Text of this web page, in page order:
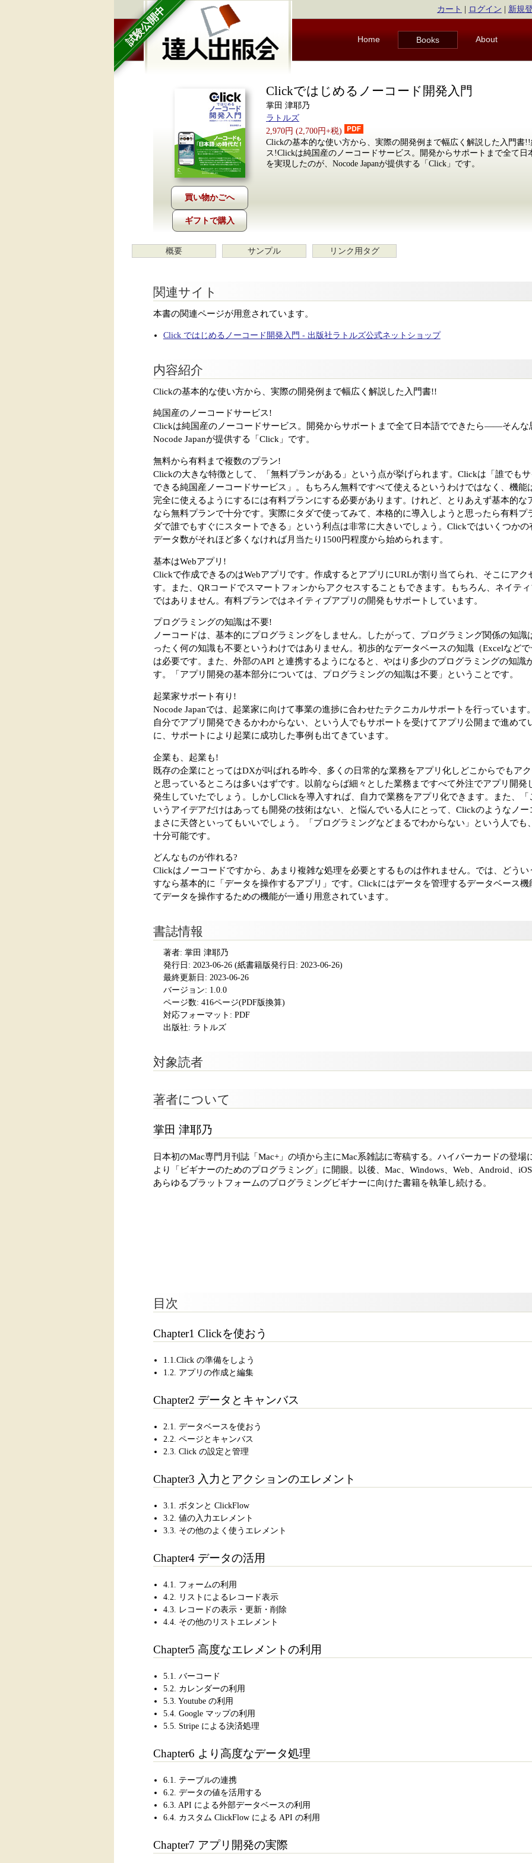
試験公開中 カート ログイン 新規
Home Books About
ギフトで購入
Clickではじめるノーコード開発入門
掌田 津耶乃
ラトルズ
2,970円 (2,700円+税)
Clickの基本的な使い方から、実際の開発例まで幅広く解説した入門書
ス!Clickは純国産のノーコードサービス。開発からサポートまで全て
を実現したのが、Nocode Japanが提供する「Click」です。
概要 サンプル リンク用タグ
関連サイト
本書の関連ページが用意されています。
Click ではじめるノーコード開発入門 - 出版社ラトルズ公式ネットショップ
内容紹介
Clickの基本的な使い方から、実際の開発例まで幅広く解説した入門書!!
純国産のノーコードサービス!
Clickは純国産のノーコードサービス。開発からサポートまで全て日本語でできたら――そんな
Nocode Japanが提供する「Click」です。
無料から有料まで複数のプラン!
Clickの大きな特徴として、「無料プランがある」という点が挙げられます。Clickは「誰でも
できる純国産ノーコードサービス」。もちろん無料ですべて使えるというわけではなく、機能
完全に使えるようにするには有料プランにする必要があります。けれど、とりあえず基本的な
なら無料プランで十分です。実際にタダで使ってみて、本格的に導入しようと思ったら有料プ
ダで誰でもすぐにスタートできる」という利点は非常に大きいでしょう。Clickではいくつか
データ数がそれほど多くなければ月当たり1500円程度から始められます。
基本はWebアプリ!
Clickで作成できるのはWebアプリです。作成するとアプリにURLが割り当てられ、そこにア
す。また、QRコードでスマートフォンからアクセスすることもできます。もちろん、ネイテ
ではありません。有料プランではネイティブアプリの開発もサポートしています。
プログラミングの知識は不要!
ノーコードは、基本的にプログラミングをしません。したがって、プログラミング関係の知識
ったく何の知識も不要というわけではありません。初歩的なデータベースの知識（Excelなど
は必要です。また、外部のAPI と連携するようになると、やはり多少のプログラミングの知識
す。「アプリ開発の基本部分については、プログラミングの知識は不要」ということです。
起業家サポート有り!
Nocode Japanでは、起業家に向けて事業の進捗に合わせたテクニカルサポートを行っています
自分でアプリ開発できるかわからない、という人でもサポートを受けてアプリ公開まで進めて
に、サポートにより起業に成功した事例も出てきています。
企業も、起業も!
既存の企業にとってはDXが叫ばれる昨今、多くの日常的な業務をアプリ化しどこからでもア
と思っているところは多いはずです。以前ならば細々とした業務まですべて外注でアプリ開発
発生していたでしょう。しかしClickを導入すれば、自力で業務をアプリ化できます。また、
いうアイデアだけはあっても開発の技術はない、と悩んでいる人にとって、Clickのようなノ
まさに天啓といってもいいでしょう。「プログラミングなどまるでわからない」という人で
十分可能です。
どんなものが作れる?
Clickはノーコードですから、あまり複雑な処理を必要とするものは作れません。では、どう
すなら基本的に「データを操作するアプリ」です。Clickにはデータを管理するデータベース
てデータを操作するための機能が一通り用意されています。
書誌情報
著者: 掌田 津耶乃
発行日: 2023-06-26(紙書籍版発行日: 2023-06-26)
最終更新日: 2023-06-26
バージョン: 1.0.0
ページ数: 416ページ(PDF版換算)
対応フォーマット: PDF
出版社: ラトルズ
対象読者
著者について
掌田 津耶乃
日本初のMac専門月刊誌「Mac+」の頃から主にMac系雑誌に寄稿する。ハイパーカードの登場
より「ビギナーのためのプログラミング」に開眼。以後、Mac、Windows、Web、Android、
あらゆるプラットフォームのプログラミングビギナーに向けた書籍を執筆し続ける。
目次
Chapter1 Clickを使おう
1.1.Click の準備をしよう
1.2. アプリの作成と編集
Chapter2 データとキャンバス
2.1. データベースを使おう
2.2. ページとキャンバス
2.3. Click の設定と管理
Chapter3 入力とアクションのエレメント
3.1. ボタンと ClickFlow
3.2. 値の入力エレメント
3.3. その他のよく使うエレメント
Chapter4 データの活用
4.1. フォームの利用
4.2. リストによるレコード表示
4.3. レコードの表示・更新・削除
4.4. その他のリストエレメント
Chapter5 高度なエレメントの利用
5.1. バーコード
5.2. カレンダーの利用
5.3. Youtube の利用
5.4. Google マップの利用
5.5. Stripe による決済処理
Chapter6 より高度なデータ処理
6.1. テーブルの連携
6.2. データの値を活用する
6.3. API による外部データベースの利用
6.4. カスタム ClickFlow による API の利用
Chapter7 アプリ開発の実際